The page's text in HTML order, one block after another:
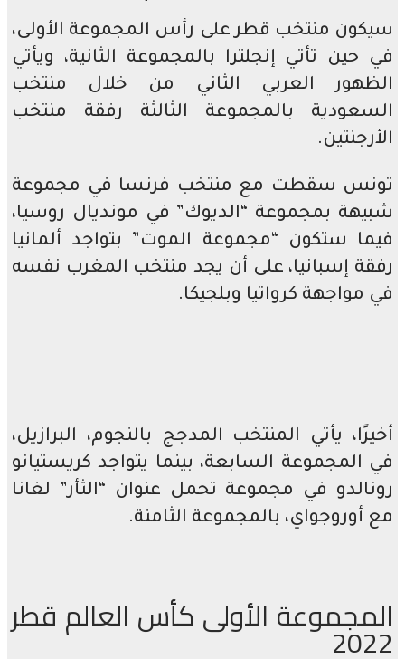
منتخب قطر على رأس المجموعة الأولى،
تأتي إنجلترا بالمجموعة الثانية، ويأتي
العربي الثاني من خلال منتخب
بالمجموعة الثالثة رفقة منتخب
سقطت مع منتخب فرنسا في مجموعة
بمجموعة “الديوك” في مونديال روسيا،
ستكون “مجموعة الموت” بتواجد ألمانيا
إسبانيا، على أن يجد منتخب المغرب نفسه
كرواتيا وبلجيكا.
يأتي المنتخب المدجج بالنجوم، البرازيل،
السابعة، بينما يتواجد كريستيانو
في مجموعة تحمل عنوان “الثأر” لغانا
بالمجموعة الثامنة.
الأولى كأس العالم قطر